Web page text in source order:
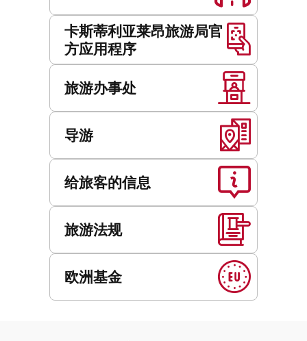
卡斯蒂利亚莱昂旅游局官
方应用程序
旅游办事处
导游
给旅客的信息
旅游法规
欧洲基金